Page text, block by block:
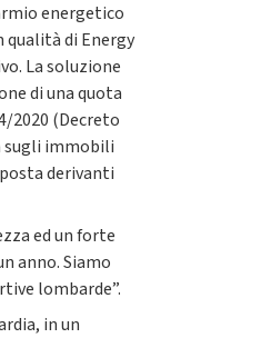
energetico
qualità di Energy
La soluzione
di una quota
2020 (Decreto
sugli immobili
derivanti
ed un forte
anno. Siamo
lombarde”.
in un